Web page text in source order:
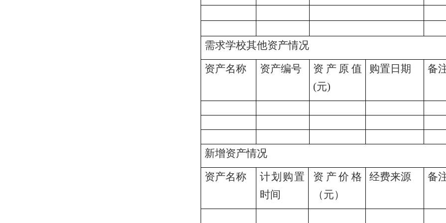
需求学校其他资产情况
资产名称
资产编号
资产原值
(元)
购置日期 备
新增资产情况
资产名称
计划购置
时间
资产价格
（元）
经费来源 备